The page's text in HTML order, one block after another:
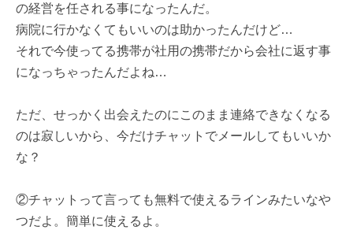
の経営を任される事になったんだ。
病院に行かなくてもいいのは助かったんだけど…
それで今使ってる携帯が社用の携帯だから会社に返す事
になっちゃったんだよね…
ただ、せっかく出会えたのにこのまま連絡できなくなる
のは寂しいから、今だけチャットでメールしてもいいか
な？
②チャットって言っても無料で使えるラインみたいなや
つだよ。簡単に使えるよ。